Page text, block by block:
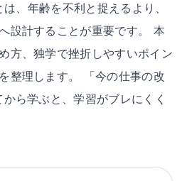
、年齢を不利と捉えるより、
設計することが重要です。 本
方、独学で挫折しやすいポイン
整理します。 「今の仕事の改
ら学ぶと、学習がブレにくく